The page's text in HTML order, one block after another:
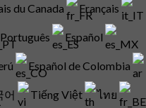
du Canada Français
Português Español
Español de Colombia
어 Tiếng Việt ไทย